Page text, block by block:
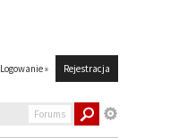
Logowanie » Rejestracja
Forums